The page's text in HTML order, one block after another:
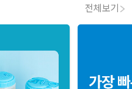
전체보기